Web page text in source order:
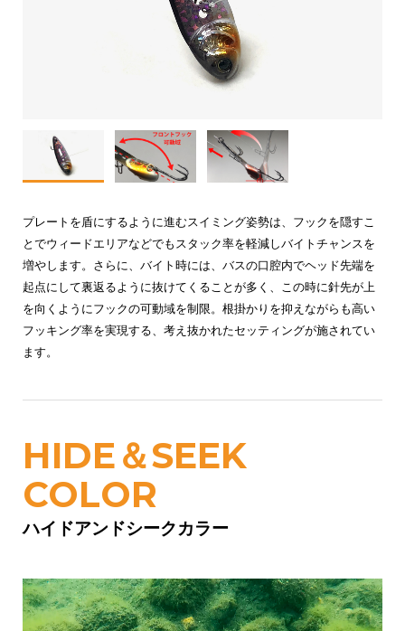
プレートを盾にするように進むスイミング姿勢は、フックを隠すこ
とでウィードエリアなどでもスタック率を軽減しバイトチャンスを
増やします。さらに、バイト時には、バスの口腔内でヘッド先端を
起点にして裏返るように抜けてくることが多く、この時に針先が上
を向くようにフックの可動域を制限。根掛かりを抑えながらも高い
フッキング率を実現する、考え抜かれたセッティングが施されてい
ます。
HIDE＆SEEK
COLOR
ハイドアンドシークカラー